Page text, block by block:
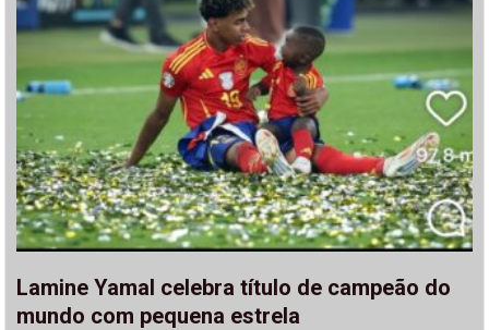
Lamine Yamal celebra título de campeão do
mundo com pequena estrela